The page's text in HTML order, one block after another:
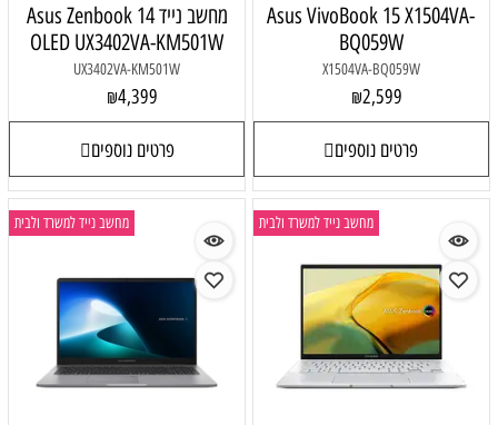
Asus VivoBook 15 X1504VA-
BQ059W
X1504VA-BQ059W
₪2,599
פרטים נוספים
מחשב נייד Asus Zenbook 14
OLED UX3402VA-KM501W
UX3402VA-KM501W
₪4,399
פרטים נוספים
מחשב נייד למשרד ולבית מחשב נייד למשרד ולבית